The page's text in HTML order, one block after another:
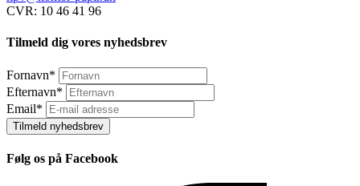
CVR: 10 46 41 96
Tilmeld dig vores nyhedsbrev
Fornavn*
Efternavn*
Email*
Tilmeld nyhedsbrev
Følg os på Facebook